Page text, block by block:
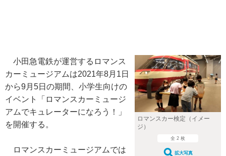
ロマンスカー検定（イメー
ジ）
全 2 枚
拡大写真
小田急電鉄が運営するロマンス
カーミュージアムは2021年8月1日
から9月5日の期間、小学生向けの
イベント「ロマンスカーミュージ
アムでキュレーターになろう！」
を開催する。
ロマンスカーミュージアムでは